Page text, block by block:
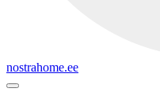
nostrahome.ee